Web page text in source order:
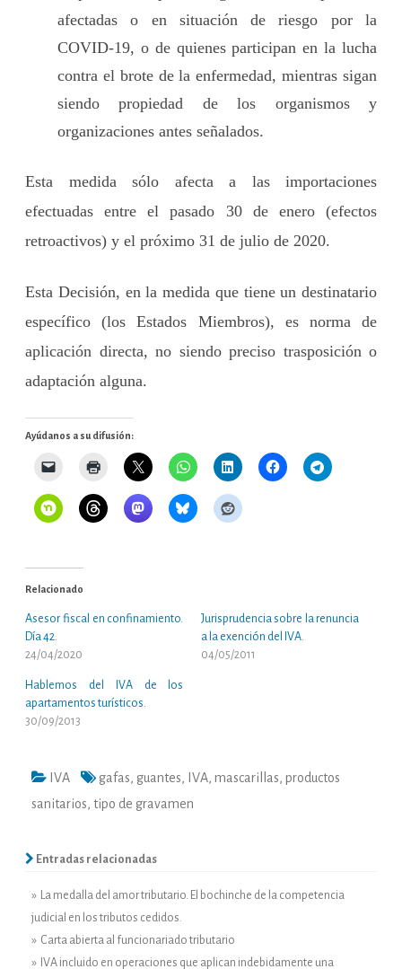
afectadas o en situación de riesgo por la
COVID-19, o de quienes participan en la lucha
contra el brote de la enfermedad, mientras sigan
siendo propiedad de los organismos y
organizaciones antes señalados.
Esta medida sólo afecta a las importaciones
efectuadas entre el pasado 30 de enero (efectos
retroactivos) y el próximo 31 de julio de 2020.
Esta Decisión, en la medida que tiene un destinatario
específico (los Estados Miembros), es norma de
aplicación directa, no siendo preciso trasposición o
adaptación alguna.
Ayúdanos a su difusión:
Relacionado
Asesor fiscal en confinamiento.
Día 42.
24/04/2020
Jurisprudencia sobre la renuncia
a la exención del IVA.
04/05/2011
Hablemos del IVA de los
apartamentos turísticos.
30/09/2013
IVA gafas, guantes, IVA, mascarillas, productos
sanitarios, tipo de gravamen
Entradas relacionadas
» La medalla del amor tributario. El bochinche de la competencia
judicial en los tributos cedidos.
» Carta abierta al funcionariado tributario
» IVA incluido en operaciones que aplican indebidamente una